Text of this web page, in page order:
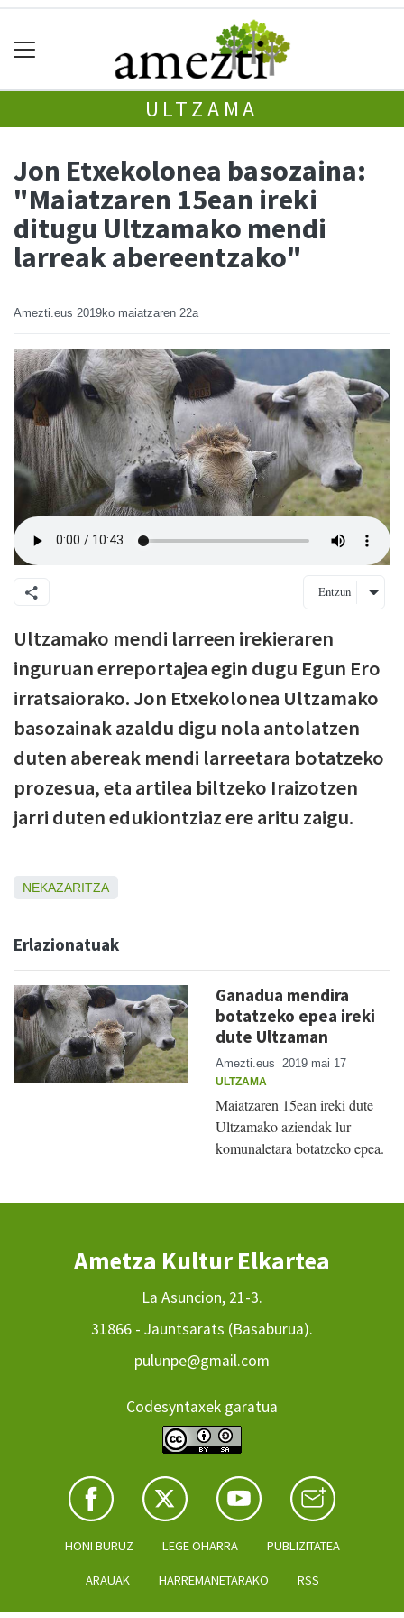
ULTZAMA
Jon Etxekolonea basozaina:
"Maiatzaren 15ean ireki
ditugu Ultzamako mendi
larreak abereentzako"
Amezti.eus 2019ko maiatzaren 22a
Entzun
Ultzamako mendi larreen irekieraren
inguruan erreportajea egin dugu Egun Ero
irratsaiorako. Jon Etxekolonea Ultzamako
basozainak azaldu digu nola antolatzen
duten abereak mendi larreetara botatzeko
prozesua, eta artilea biltzeko Iraizotzen
jarri duten edukiontziaz ere aritu zaigu.
NEKAZARITZA
Erlazionatuak
Ganadua mendira
botatzeko epea ireki
dute Ultzaman
Amezti.eus 2019 mai 17
ULTZAMA
Maiatzaren 15ean ireki dute
Ultzamako aziendak lur
komunaletara botatzeko epea.
Ametza Kultur Elkartea
La Asuncion, 21-3.
31866 - Jauntsarats (Basaburua).
pulunpe@gmail.com
Codesyntaxek garatua
HONI BURUZ LEGE OHARRA PUBLIZITATEA
ARAUAK HARREMANETARAKO RSS